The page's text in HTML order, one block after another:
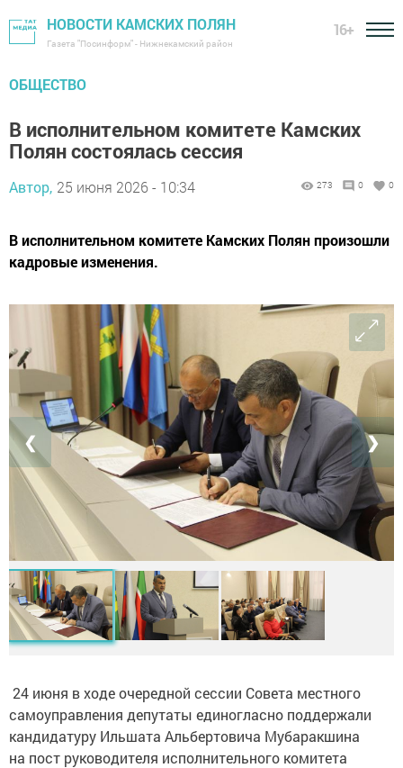
НОВОСТИ КАМСКИХ ПОЛЯН
Газета "Посинформ" - Нижнекамский район
16+
ОБЩЕСТВО
В исполнительном комитете Камских
Полян состоялась сессия
Автор, 25 июня 2026 - 10:34 273 0 0
В исполнительном комитете Камских Полян произошли
кадровые изменения.
❮ ❯
24 июня в ходе очередной сессии Совета местного
самоуправления депутаты единогласно поддержали
кандидатуру Ильшата Альбертовича Мубаракшина
на пост руководителя исполнительного комитета